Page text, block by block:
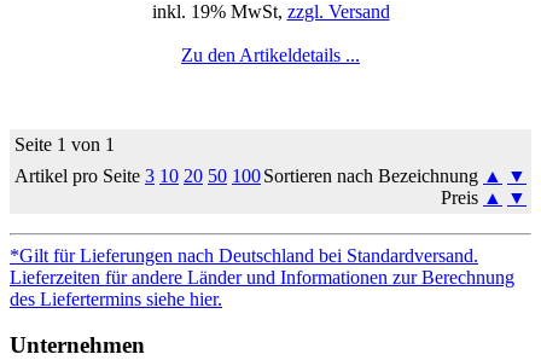
inkl. 19% MwSt, zzgl. Versand
Zu den Artikeldetails ...
Seite 1 von 1
Artikel pro Seite 3 10 20 50 100Sortieren nach Bezeichnung ▲
▼
Preis ▲ ▼
*Gilt für Lieferungen nach Deutschland bei Standardversand.
Lieferzeiten für andere Länder und Informationen zur Berechnung
des Liefertermins siehe hier.
Unternehmen